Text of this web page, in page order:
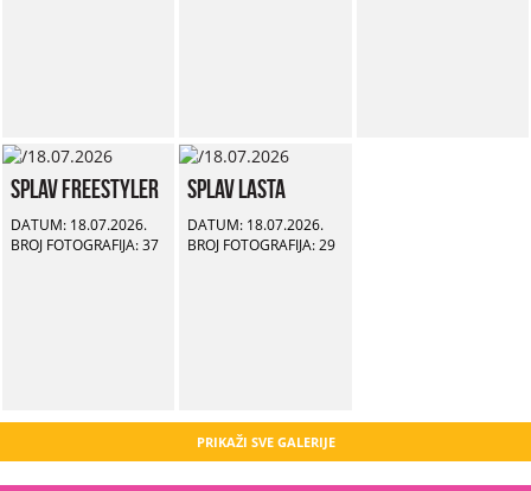
Splav Freestyler
DATUM: 18.07.2026.
BROJ FOTOGRAFIJA: 37
Splav Lasta
DATUM: 18.07.2026.
BROJ FOTOGRAFIJA: 29
PRIKAŽI SVE GALERIJE